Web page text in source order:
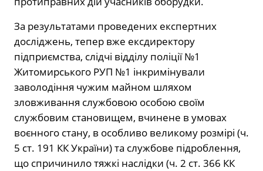
За результатами проведених експертних
досліджень, тепер вже ексдиректору
підприємства, слідчі відділу поліції №1
Житомирського РУП №1 інкримінували
заволодіння чужим майном шляхом
зловживання службовою особою своїм
службовим становищем, вчинене в умовах
воєнного стану, в особливо великому розмірі (ч.
5 ст. 191 КК України) та службове підроблення,
що спричинило тяжкі наслідки (ч. 2 ст. 366 КК